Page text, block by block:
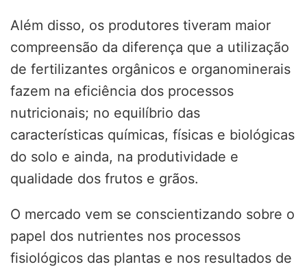
Além disso, os produtores tiveram maior
compreensão da diferença que a utilização
de fertilizantes orgânicos e organominerais
fazem na eficiência dos processos
nutricionais; no equilíbrio das
características químicas, físicas e biológicas
do solo e ainda, na produtividade e
qualidade dos frutos e grãos.
O mercado vem se conscientizando sobre o
papel dos nutrientes nos processos
fisiológicos das plantas e nos resultados de